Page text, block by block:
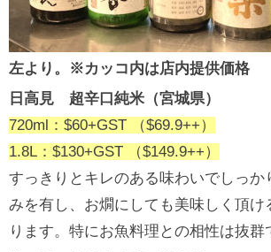
左より。※カッコ内は店内提供価格
日高見 超辛口純米（宮城県）
720ml：$60+GST （$69.9++）
1.8L：$130+GST （$149.9++）
すっきりとキレのある味わいでしっか
みを有し、お燗にしても美味しく頂け
ります。特にお魚料理との相性は抜群